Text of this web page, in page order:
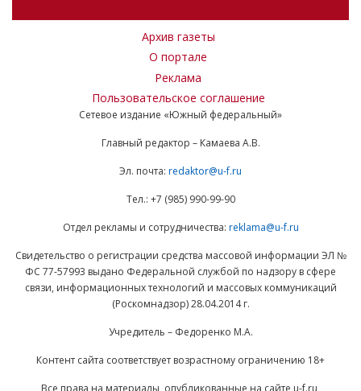
Архив газеты
О портале
Реклама
Пользовательское соглашение
Сетевое издание «Южный федеральный»
Главный редактор – Камаева А.В.
Эл. почта: redaktor@u-f.ru
Тел.: +7 (985) 990-99-90
Отдел рекламы и сотрудничества: reklama@u-f.ru
Свидетельство о регистрации средства массовой информации ЭЛ №
ФС 77-57993 выдано Федеральной службой по надзору в сфере
связи, информационных технологий и массовых коммуникаций
(Роскомнадзор) 28.04.2014 г.
Учредитель – Федоренко М.А.
Контент сайта соответствует возрастному ограничению 18+
Все права на материалы, опубликованные на сайте u-f.ru,